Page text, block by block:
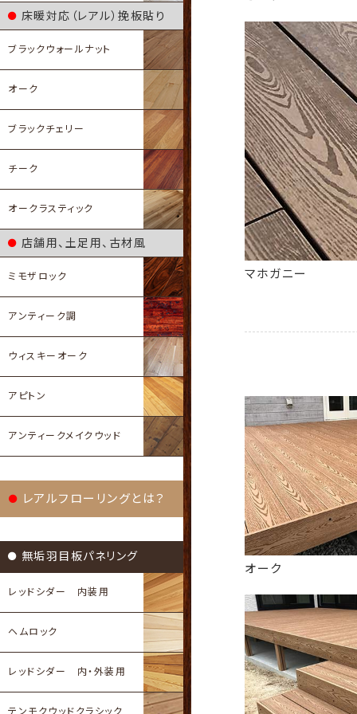
床暖対応（レアル）挽板貼り
ブラックウォールナット
オーク
ブラックチェリー
チーク
オークラスティック
店舗用、土足用、古材風
ミモザロック
アンティーク調
ウィスキーオーク
アピトン
アンティークメイクウッド
レアルフローリングとは？
無垢羽目板パネリング
レッドシダー 内装用
ヘムロック
レッドシダー 内・外装用
マホガニー
オーク